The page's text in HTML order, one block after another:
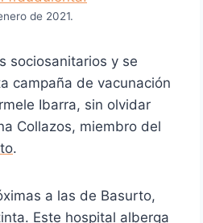
de 2021.
sociosanitarios y se
campaña de vacunación
Ibarra, sin olvidar
Collazos, miembro del
.
a las de Basurto,
Este hospital alberga